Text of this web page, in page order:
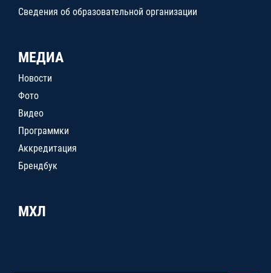
Сведения об образовательной организации
МЕДИА
Новости
Фото
Видео
Программки
Аккредитация
Брендбук
МХЛ